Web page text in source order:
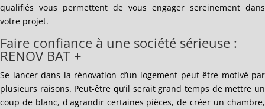
qualifiés vous permettent de vous engager sereinement dans
votre projet.
Faire confiance à une société sérieuse :
RENOV BAT +
Se lancer dans la rénovation d’un logement peut être motivé par
plusieurs raisons. Peut-être qu’il serait grand temps de mettre un
coup de blanc, d'agrandir certaines pièces, de créer un chambre,